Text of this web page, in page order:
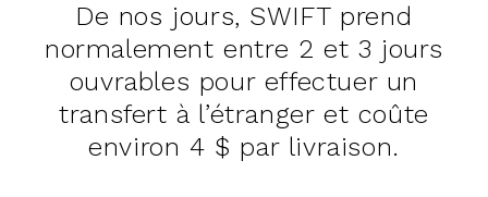
De nos jours, SWIFT prend
normalement entre 2 et 3 jours
ouvrables pour effectuer un
transfert à l’étranger et coûte
environ 4 $ par livraison.